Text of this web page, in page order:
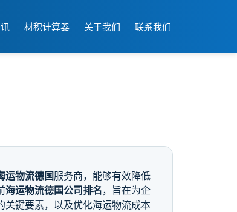
材积计算器 关于我们 联系我们
运物流德国服务商，能够有效降低
海运物流德国公司排名，旨在为企
键要素，以及优化海运物流成本